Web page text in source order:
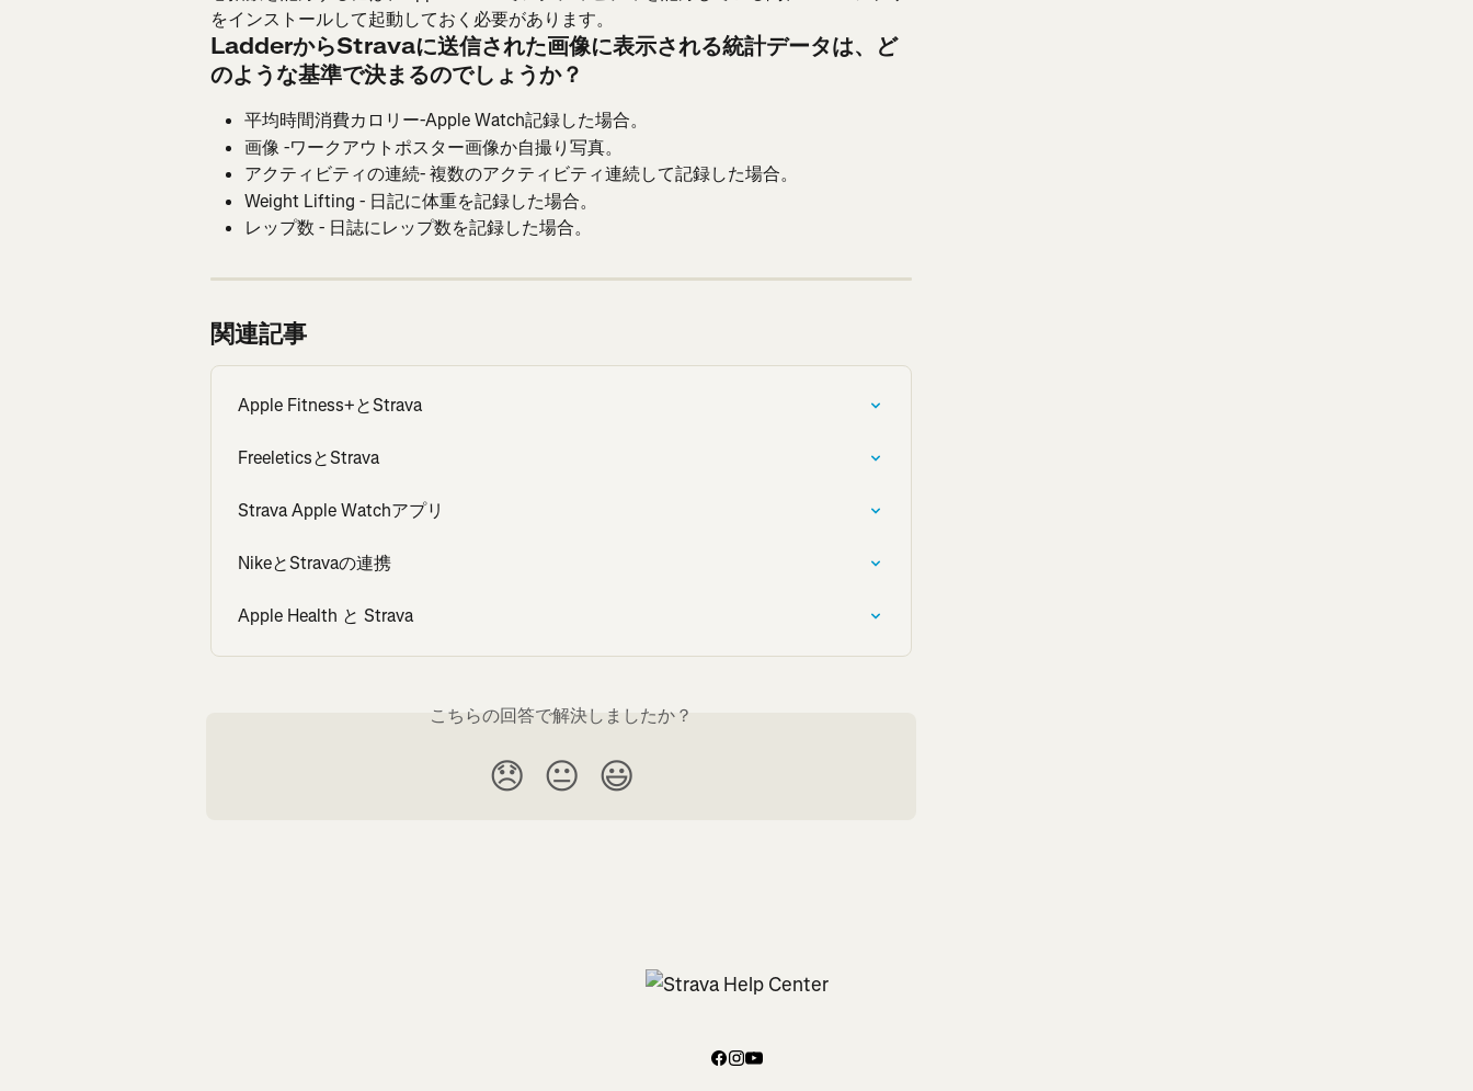
をインストールして起動しておく必要があります。
LadderからStravaに送信された画像に表示される統計データは、ど
のような基準で決まるのでしょうか？
平均時間消費カロリー-Apple Watch記録した場合。
画像 -ワークアウトポスター画像か自撮り写真。
アクティビティの連続- 複数のアクティビティ連続して記録した場合。
Weight Lifting - 日記に体重を記録した場合。
レップ数 - 日誌にレップ数を記録した場合。
関連記事
Apple Fitness+とStrava
FreeleticsとStrava
Strava Apple Watchアプリ
NikeとStravaの連携
Apple Health と Strava
こちらの回答で解決しましたか？
😞 😐 😃